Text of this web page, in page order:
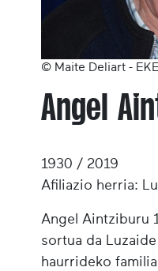
© Maite Deliart - EKE
Angel
1930 / 2019
Afiliazio herria:
Angel Aintziburu
sortua da
haurrideko